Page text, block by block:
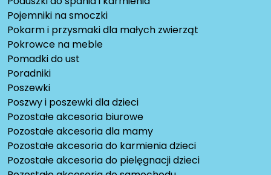
Pojemniki na smoczki
Pokarm i przysmaki dla małych zwierząt
Pokrowce na meble
Pomadki do ust
Poradniki
Poszewki
Poszwy i poszewki dla dzieci
Pozostałe akcesoria biurowe
Pozostałe akcesoria dla mamy
Pozostałe akcesoria do karmienia dzieci
Pozostałe akcesoria do pielęgnacji dzieci